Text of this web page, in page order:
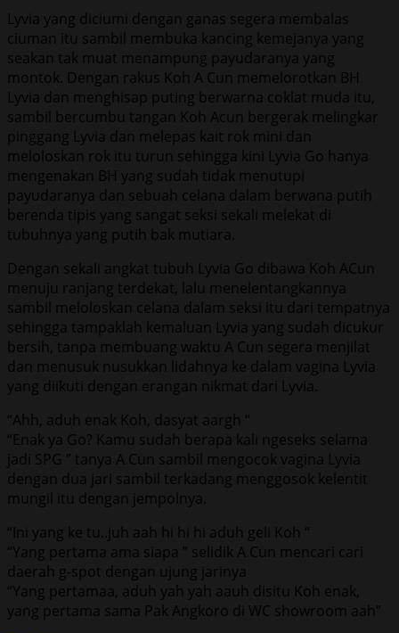
Lyvia yang diciumi dengan ganas segera membalas
ciuman itu sambil membuka kancing kemejanya yang
seakan tak muat menampung payudaranya yang
montok. Dengan rakus Koh A Cun memelorotkan BH
Lyvia dan menghisap puting berwarna coklat muda itu,
sambil bercumbu tangan Koh Acun bergerak melingkar
pinggang Lyvia dan melepas kait rok mini dan
meloloskan rok itu turun sehingga kini Lyvia Go hanya
mengenakan BH yang sudah tidak menutupi
payudaranya dan sebuah celana dalam berwana putih
berenda tipis yang sangat seksi sekali melekat di
tubuhnya yang putih bak mutiara.
Dengan sekali angkat tubuh Lyvia Go dibawa Koh ACun
menuju ranjang terdekat, lalu menelentangkannya
sambil meloloskan celana dalam seksi itu dari tempatnya
sehingga tampaklah kemaluan Lyvia yang sudah dicukur
bersih, tanpa membuang waktu A Cun segera menjilat
dan menusuk nusukkan lidahnya ke dalam vagina Lyvia
yang diikuti dengan erangan nikmat dari Lyvia.
“Ahh, aduh enak Koh, dasyat aargh “
“Enak ya Go? Kamu sudah berapa kali ngeseks selama
jadi SPG ” tanya A Cun sambil mengocok vagina Lyvia
dengan dua jari sambil terkadang menggosok kelentit
mungil itu dengan jempolnya.
“Ini yang ke tu..juh aah hi hi hi aduh geli Koh “
“Yang pertama ama siapa ” selidik A Cun mencari cari
daerah g-spot dengan ujung jarinya
“Yang pertamaa, aduh yah yah aauh disitu Koh enak,
yang pertama sama Pak Angkoro di WC showroom aah”